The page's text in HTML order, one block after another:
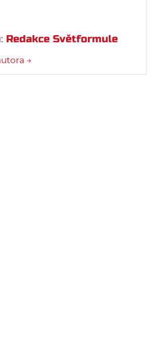
Redakce Světformule
→